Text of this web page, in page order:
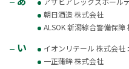
朝日酒造 株式会社
ALSOK 新潟綜合警備保障
い
イオンリテール 株式会社
一正蒲鉾 株式会社